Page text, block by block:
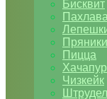
Бисквит
Пахлава
Пряники
Пицца
Чизкейк